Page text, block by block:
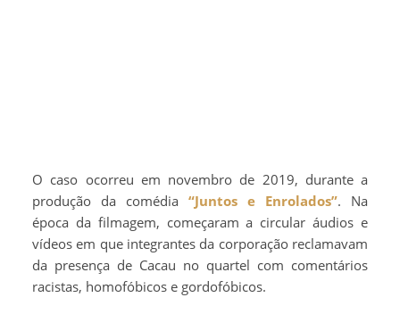
O caso ocorreu em novembro de 2019, durante a
produção da comédia “Juntos e Enrolados”. Na
época da filmagem, começaram a circular áudios e
vídeos em que integrantes da corporação reclamavam
da presença de Cacau no quartel com comentários
racistas, homofóbicos e gordofóbicos.